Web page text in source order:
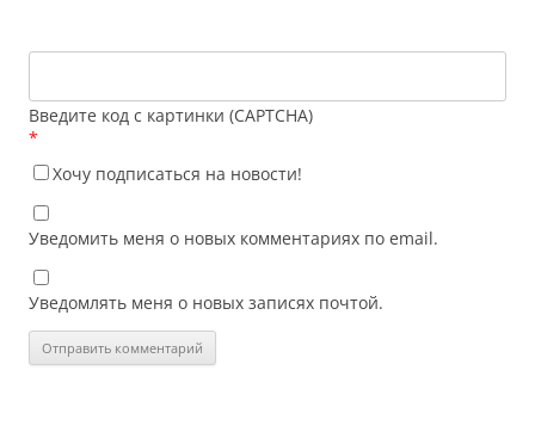
Введите код с картинки (CAPTCHA)
*
Хочу подписаться на новости!
Уведомить меня о новых комментариях по email.
Уведомлять меня о новых записях почтой.